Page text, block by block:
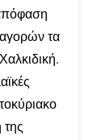
αγορών τα